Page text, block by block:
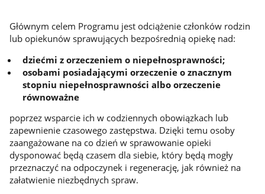
Głównym celem Programu jest odciążenie członków rodzin
lub opiekunów sprawujących bezpośrednią opiekę nad:
dziećmi z orzeczeniem o niepełnosprawności;
osobami posiadającymi orzeczenie o znacznym
stopniu niepełnosprawności albo orzeczenie
równoważne
poprzez wsparcie ich w codziennych obowiązkach lub
zapewnienie czasowego zastępstwa. Dzięki temu osoby
zaangażowane na co dzień w sprawowanie opieki
dysponować będą czasem dla siebie, który będą mogły
przeznaczyć na odpoczynek i regenerację, jak również na
załatwienie niezbędnych spraw.